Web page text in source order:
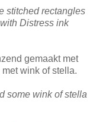
stitched rectangles
Distress ink
gemaakt met
wink of stella.
some wink of stella